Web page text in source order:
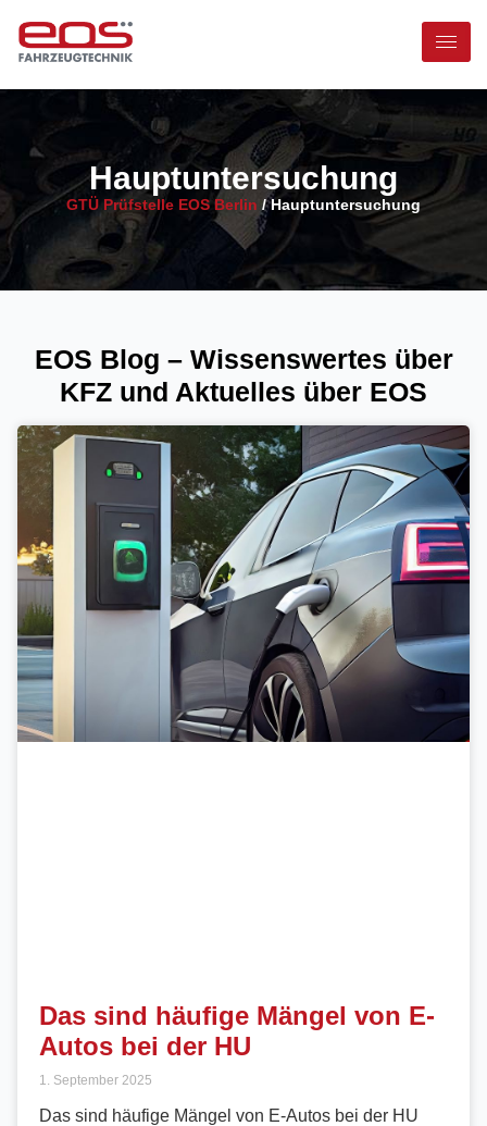
Hauptuntersuchung
GTÜ Prüfstelle EOS Berlin / Hauptuntersuchung
EOS Blog – Wissenswertes über
KFZ und Aktuelles über EOS
Das sind häufige Mängel von E-
Autos bei der HU
1. September 2025
Das sind häufige Mängel von E-Autos bei der HU